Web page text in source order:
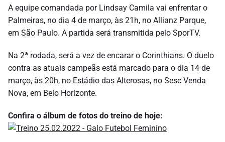
A equipe comandada por Lindsay Camila vai enfrentar o
Palmeiras, no dia 4 de março, às 21h, no Allianz Parque,
em São Paulo. A partida será transmitida pelo SporTV.
Na 2ª rodada, será a vez de encarar o Corinthians. O duelo
contra as atuais campeãs está marcado para o dia 14 de
março, às 20h, no Estádio das Alterosas, no Sesc Venda
Nova, em Belo Horizonte.
Confira o álbum de fotos do treino de hoje: